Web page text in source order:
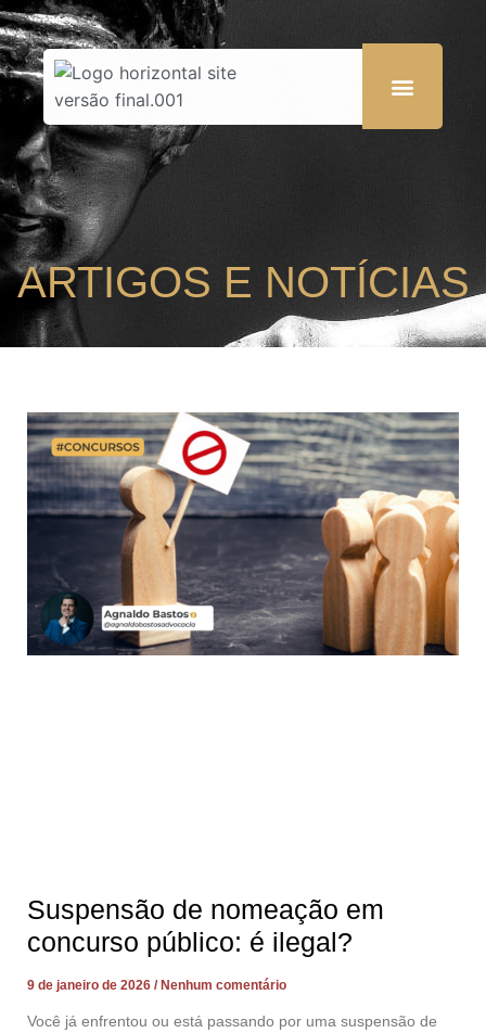
ARTIGOS E NOTÍCIAS
Suspensão de nomeação em
concurso público: é ilegal?
9 de janeiro de 2026 Nenhum comentário
Você já enfrentou ou está passando por uma suspensão de